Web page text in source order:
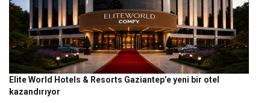
Elite World Hotels & Resorts Gaziantep’e yeni bir otel
kazandırıyor